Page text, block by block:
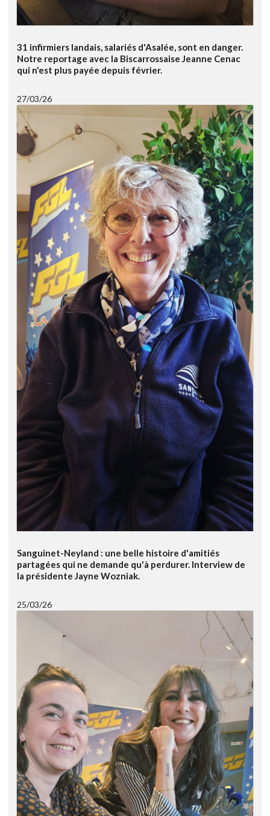
31 infirmiers landais, salariés d'Asalée, sont en danger.
Notre reportage avec la Biscarrossaise Jeanne Cenac
qui n'est plus payée depuis février.
27/03/26
Sanguinet-Neyland : une belle histoire d'amitiés
partagées qui ne demande qu'à perdurer. Interview de
la présidente Jayne Wozniak.
25/03/26